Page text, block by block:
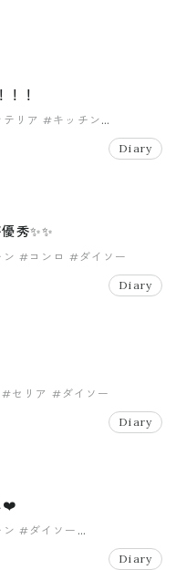
！
リア #キッチン
Diary
秀✨✨
#コンロ #ダイソー
Diary
#セリア #ダイソー
Diary
❤️
#ダイソー
Diary